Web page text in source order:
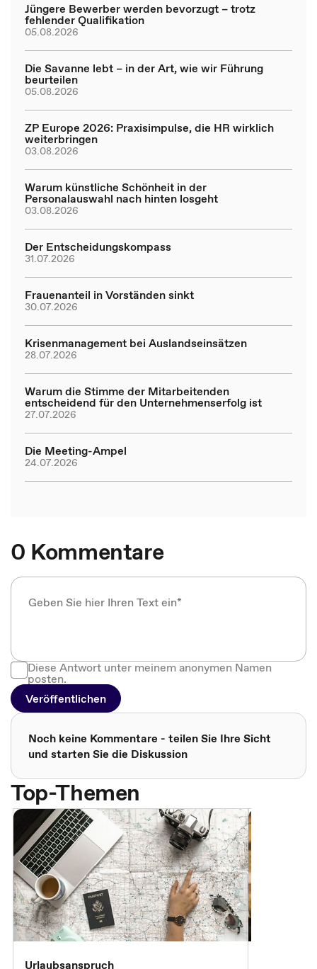
Jüngere Bewerber werden bevorzugt – trotz
fehlender Qualifikation
05.08.2026
Die Savanne lebt – in der Art, wie wir Führung
beurteilen
05.08.2026
ZP Europe 2026: Praxisimpulse, die HR wirklich
weiterbringen
03.08.2026
Warum künstliche Schönheit in der
Personalauswahl nach hinten losgeht
03.08.2026
Der Entscheidungskompass
31.07.2026
Frauenanteil in Vorständen sinkt
30.07.2026
Krisenmanagement bei Auslandseinsätzen
28.07.2026
Warum die Stimme der Mitarbeitenden
entscheidend für den Unternehmenserfolg ist
27.07.2026
Die Meeting-Ampel
24.07.2026
0 Kommentare
Diese Antwort unter meinem anonymen Namen
posten.
Veröffentlichen
Noch keine Kommentare - teilen Sie Ihre Sicht
und starten Sie die Diskussion
Top-Themen
Urlaubsanspruch